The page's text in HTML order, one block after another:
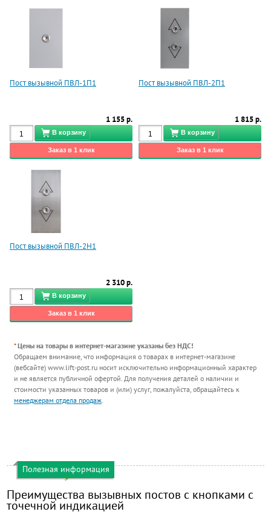
Пост вызывной ПВЛ-1П1
1 155 р.
Пост вызывной ПВЛ-2П1
1 815 р.
Пост вызывной ПВЛ-2Н1
2 310 р.
* Цены на товары в интернет-магазине указаны без НДС!
Обращаем внимание, что информация о товарах в интернет-магазине
(вебсайте) www.lift-post.ru носит исключительно информационный характер
и не является публичной офертой. Для получения деталей о наличии и
стоимости указанных товаров и (или) услуг, пожалуйста, обращайтесь к
менеджерам отдела продаж
Полезная информация
Преимущества вызывных постов с кнопками с
точечной индикацией